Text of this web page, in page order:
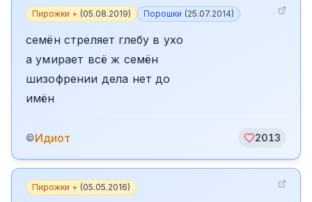
Пирожки + (05.08.2019) Порошки (25.07.2014)
семён стреляет глебу в ухо
а умирает всё ж семён
шизофрении дела нет до
имён
©Идиот 2013
Пирожки + (05.05.2016)